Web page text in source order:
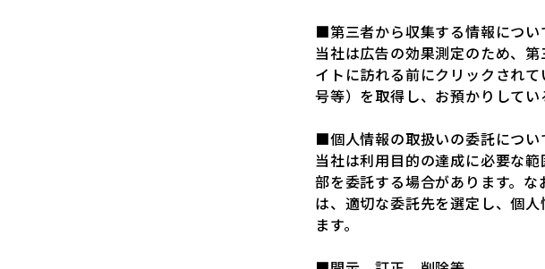
■第三者から収集する情報につい
当社は広告の効果測定のため、
イトに訪れる前にクリックされ
号等）を取得し、お預かりしてい
■個人情報の取扱いの委託につい
当社は利用目的の達成に必要な
部を委託する場合があります。
は、適切な委託先を選定し、個
ます。